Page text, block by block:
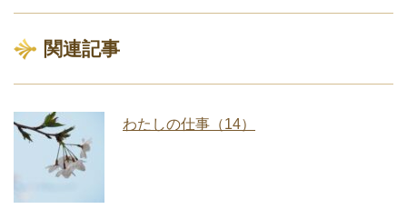
関連記事
わたしの仕事（14）